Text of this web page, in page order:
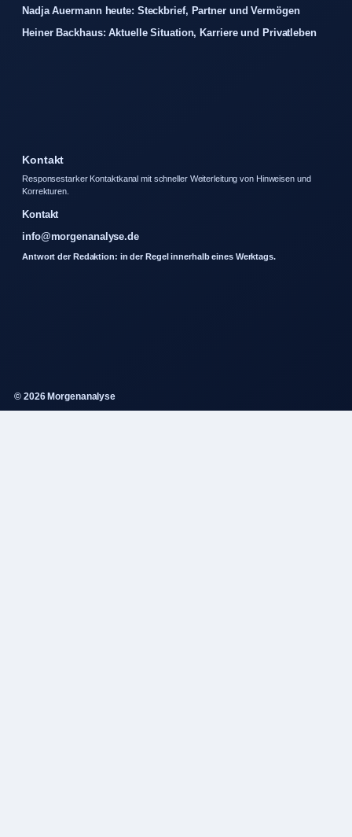
Nadja Auermann heute: Steckbrief, Partner und Vermögen
Heiner Backhaus: Aktuelle Situation, Karriere und Privatleben
Kontakt
Responsestarker Kontaktkanal mit schneller Weiterleitung von Hinweisen und
Korrekturen.
Kontakt
info@morgenanalyse.de
Antwort der Redaktion: in der Regel innerhalb eines Werktags.
© 2026 Morgenanalyse